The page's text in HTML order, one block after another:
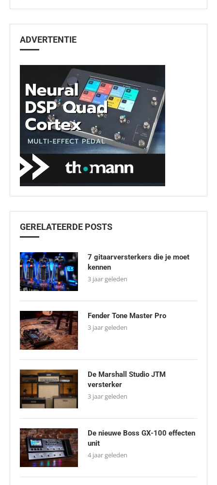
ADVERTENTIE
GERELATEERDE POSTS
7 gitaarversterkers die je moet
kennen
3 jaar geleden
Fender Tone Master Pro
3 jaar geleden
De Marshall Studio JTM
versterker
3 jaar geleden
De nieuwe Boss GX-100 effecten
unit
4 jaar geleden